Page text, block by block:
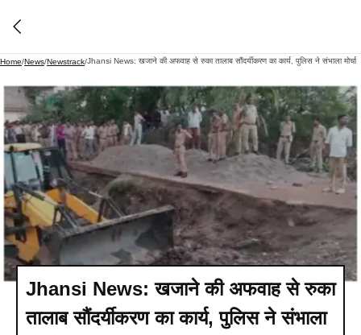
Home/News/Newstrack/Jhansi News: खजाने की अफवाह से रुका तालाब सौंदर्यीकरण का कार्य, पुलिस ने संभाला मोर्चा
Jhansi News: खजाने की अफवाह से रुका
तालाब सौंदर्यीकरण का कार्य, पुलिस ने संभाला